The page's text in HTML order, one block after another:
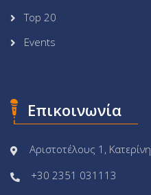
Top 20
Events
Επικοινωνία
Αριστοτέλους 1, Κατερίνη
+30 2351 031113